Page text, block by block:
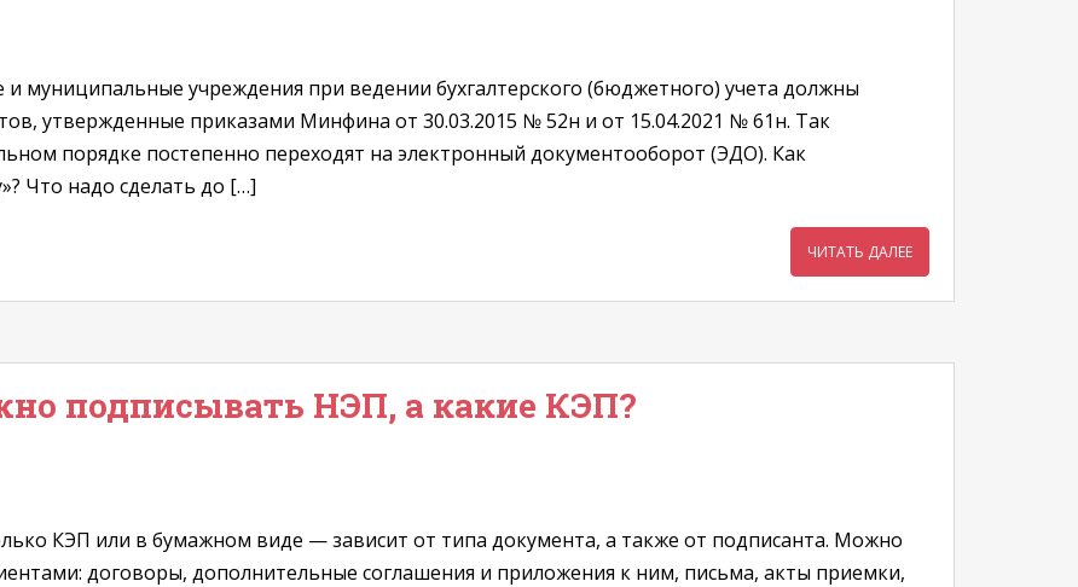
и муниципальные учреждения при ведении бухгалтерского (бюджетного) учета должны
утвержденные приказами Минфина от 30.03.2015 № 52н и от 15.04.2021 № 61н. Так
порядке постепенно переходят на электронный документооборот (ЭДО). Как
Что надо сделать до […]
ЧИТАТЬ ДАЛЕЕ
подписывать НЭП, а какие КЭП?
КЭП или в бумажном виде — зависит от типа документа, а также от подписанта. Можно
договоры, дополнительные соглашения и приложения к ним, письма, акты приемки,